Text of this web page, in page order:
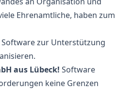
Ehrenamtliche, haben zum
zur Unterstützung
aus Lübeck! Software
keine Grenzen